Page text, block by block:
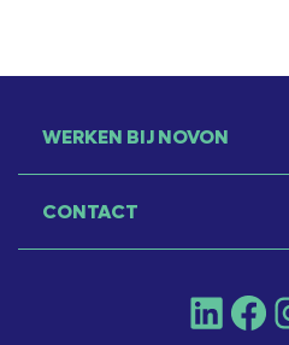
WERKEN BIJ NOVON
CONTACT
LinkedIn